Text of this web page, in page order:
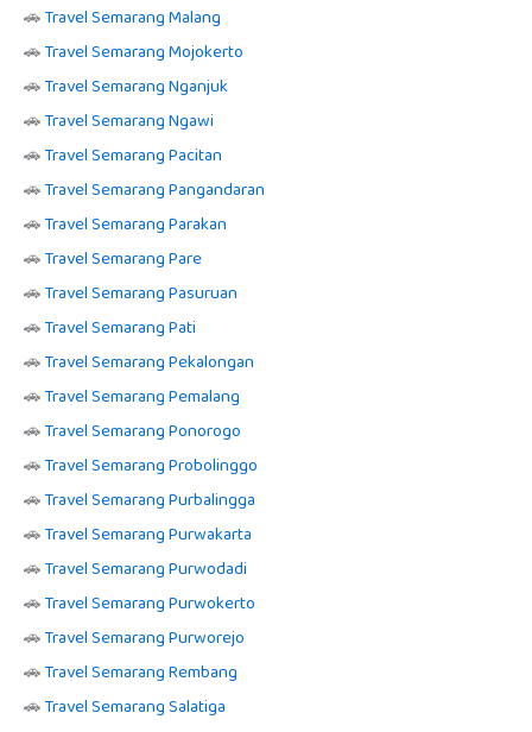
🚗Travel Semarang Malang
🚗Travel Semarang Mojokerto
🚗Travel Semarang Nganjuk
🚗Travel Semarang Ngawi
🚗Travel Semarang Pacitan
🚗Travel Semarang Pangandaran
🚗Travel Semarang Parakan
🚗Travel Semarang Pare
🚗Travel Semarang Pasuruan
🚗Travel Semarang Pati
🚗Travel Semarang Pekalongan
🚗Travel Semarang Pemalang
🚗Travel Semarang Ponorogo
🚗Travel Semarang Probolinggo
🚗Travel Semarang Purbalingga
🚗Travel Semarang Purwakarta
🚗Travel Semarang Purwodadi
🚗Travel Semarang Purwokerto
🚗Travel Semarang Purworejo
🚗Travel Semarang Rembang
🚗Travel Semarang Salatiga